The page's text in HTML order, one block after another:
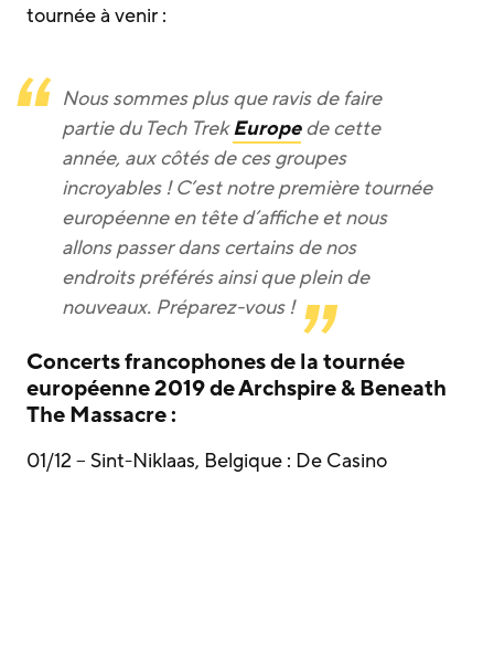
tournée à venir :
Nous sommes plus que ravis de faire
partie du Tech TrekEuropede cette
année, aux côtés de ces groupes
incroyables ! C’est notre première tournée
européenne en tête d’affiche et nous
allons passer dans certains de nos
endroits préférés ainsi que plein de
nouveaux. Préparez-vous !
Concerts francophones de la tournée
européenne 2019 de Archspire & Beneath
The Massacre :
01/12 – Sint-Niklaas, Belgique : De Casino